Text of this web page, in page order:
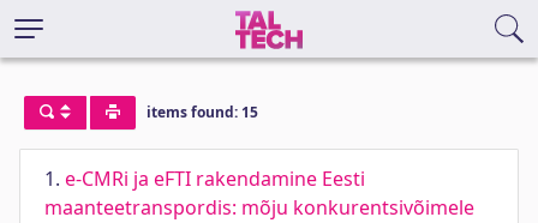
items found: 15
1. e-CMRi ja eFTI rakendamine Eesti
maanteetranspordis: mõju konkurentsivõimele